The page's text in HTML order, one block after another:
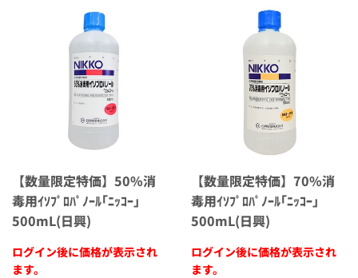
【数量限定特価】50%消
毒用ｲｿﾌﾟﾛﾊﾟﾉｰﾙ｢ﾆｯｺｰ｣
500mL(日興)
ログイン後に価格が表示され
ます。
【数量限定特価】70%消
毒用ｲｿﾌﾟﾛﾊﾟﾉｰﾙ｢ﾆｯｺｰ｣
500mL(日興)
ログイン後に価格が表示され
ます。